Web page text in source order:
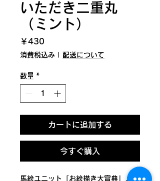
いただき二重丸
（ミント）
￥430
格
消費税込み 配送について
数量 *
カートに追加する
今すぐ購入
馬絵ユニット「お絵描き大賞典」メン